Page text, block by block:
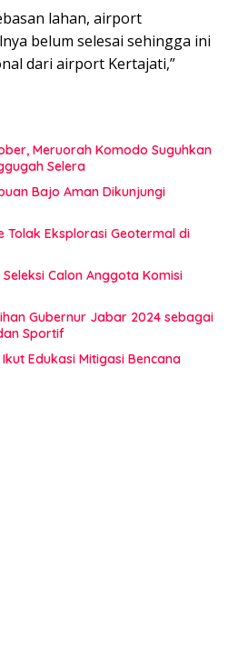
lahan, airport
belum selesai sehingga ini
dari airport Kertajati,”
Meruorah Komodo Suguhkan
Selera
Bajo Aman Dikunjungi
Tolak Eksplorasi Geotermal di
Calon Anggota Komisi
Gubernur Jabar 2024 sebagai
Sportif
Edukasi Mitigasi Bencana